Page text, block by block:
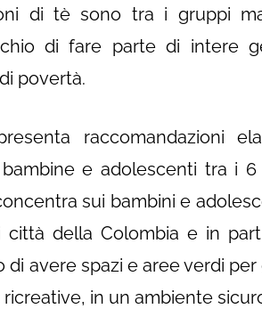
di tè sono tra i gruppi
di fare parte di intere
povertà.
raccomandazioni
e adolescenti tra i
sui bambini e
della Colombia e in
di avere spazi e aree verdi
in un ambiente